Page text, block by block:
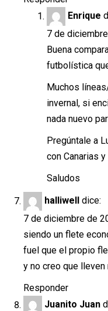
Enrique
7 de
Buena
futbolística
Muchos
invernal, si
nada nuevo
Pregúntale a
con Canarias
Saludos
halliwell
dice:
7 de diciembre de
siendo un flete
fuel que el propio
y no creo que
Responder
Juanito Juan